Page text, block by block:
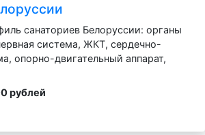
санаториев Белоруссии: органы
система, ЖКТ, сердечно-
опорно-двигательный аппарат,
рублей